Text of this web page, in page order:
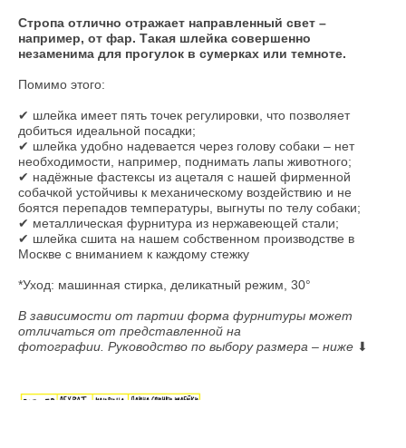
Стропа отлично отражает направленный свет –
например, от фар. Такая шлейка совершенно
незаменима для прогулок в сумерках или темноте.
Помимо этого:
✔ шлейка имеет пять точек регулировки, что позволяет
добиться идеальной посадки;
✔ шлейка удобно надевается через голову собаки – нет
необходимости, например, поднимать лапы животного;
✔ надёжные фастексы из ацеталя с нашей фирменной
собачкой устойчивы к механическому воздействию и не
боятся перепадов температуры, выгнуты по телу собаки;
✔ металлическая фурнитура из нержавеющей стали;
✔ шлейка сшита на нашем собственном производстве в
Москве с вниманием к каждому стежку
*Уход: машинная стирка, деликатный режим, 30°
В зависимости от партии форма фурнитуры может
отличаться от представленной на
фотографии. Руководство по выбору размера – ниже ⬇